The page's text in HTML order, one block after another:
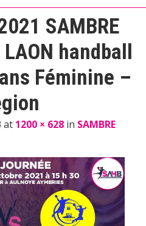
SAMBRE
handball
Féminine –
at 1200 × 628 in SAMBRE